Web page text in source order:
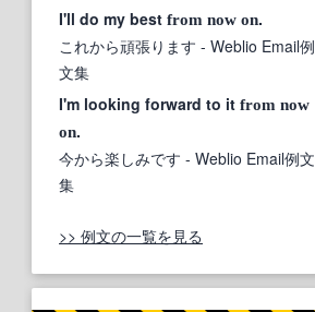
I'll do my best from now on.
これから頑張ります - Weblio Email例
文集
I'm looking forward to it from now
on.
今から楽しみです - Weblio Email例文
集
>> 例文の一覧を見る